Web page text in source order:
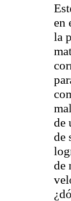
en
la
de
de
de